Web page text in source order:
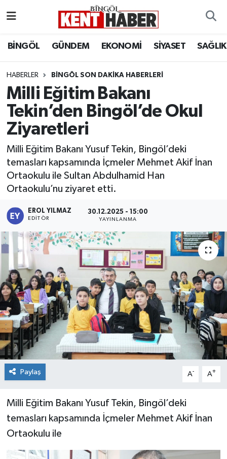
BİNGÖL GÜNDEM EKONOMİ SİYASET SAĞLIK
HABERLER BINGÖL SON DAKIKA HABERLERI
Milli Eğitim Bakanı
Tekin’den Bingöl’de Okul
Ziyaretleri
Milli Eğitim Bakanı Yusuf Tekin, Bingöl’deki
temasları kapsamında İçmeler Mehmet Akif İnan
Ortaokulu ile Sultan Abdulhamid Han
Ortaokulu’nu ziyaret etti.
EROL YILMAZ
EDITÖR
30.12.2025 - 15:00
YAYINLANMA
Paylaş A- A+
Milli Eğitim Bakanı Yusuf Tekin, Bingöl’deki
temasları kapsamında İçmeler Mehmet Akif İnan
Ortaokulu ile
BİLİM-TEKNOLOJİ
DÜNYA
EĞİTİM
GENÇ
GÜNDEM
KARLIOVA
KİĞI
MERKEZ
RESMİ İLANLAR
SAĞLIK
SİYASET
SOLHAN
SPOR
YEDİSU
Bingöl Hava Durumu
Bingöl Namaz Vakitleri
Bingöl Trafik Yoğunluk Haritası
Tüm Manşetler
Son Dakika Haberleri
Haber Arşivi